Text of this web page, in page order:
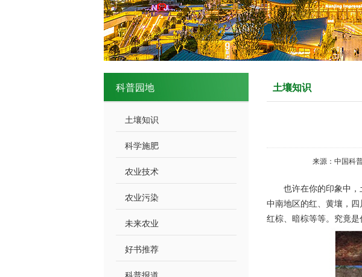
科普园地
土壤知识
科学施肥
农业技术
农业污染
未来农业
好书推荐
土壤知识
来源：中国科
也许在你的印象中，
中南地区的红、黄壤，
红棕、暗棕等等。究竟是